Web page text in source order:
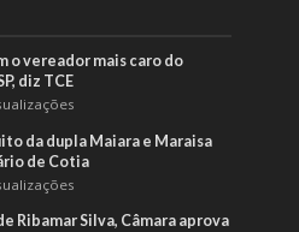
o vereador mais caro do
diz TCE
da dupla Maiara e Maraisa
de Cotia
Ribamar Silva, Câmara aprova